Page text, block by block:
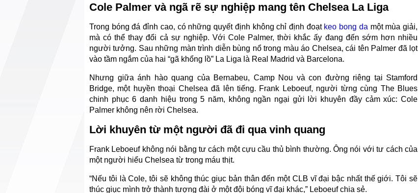
Cole Palmer và ngã rẽ sự nghiệp mang tên Chelsea La Liga
Trong bóng đá đỉnh cao, có những quyết định không chỉ định đoạt keo bong da một mùa giải,
mà có thể thay đổi cả sự nghiệp. Với Cole Palmer, thời khắc ấy đang đến sớm hơn nhiều
người tưởng. Sau những màn trình diễn bùng nổ trong màu áo Chelsea, cái tên Palmer đã lọt
vào tầm ngắm của hai “gã khổng lồ” La Liga là Real Madrid và Barcelona.
Nhưng giữa ánh hào quang của Bernabeu, Camp Nou và con đường riêng tại Stamford
Bridge, một huyền thoại Chelsea đã lên tiếng. Frank Leboeuf, người từng cùng The Blues
chinh phục 6 danh hiệu trong 5 năm, không ngần ngại gửi lời khuyên đầy cảm xúc: Cole
Palmer không nên rời Chelsea.
Lời khuyên từ một người đã đi qua vinh quang
Frank Leboeuf không nói bằng tư cách một cựu cầu thủ bình thường. Ông nói với tư cách của
một người hiểu Chelsea từ trong máu thịt.
“Nếu tôi là Cole, tôi sẽ không thúc giục bản thân đến một CLB vĩ đại bậc nhất thế giới. Tôi sẽ
thúc giục mình trở thành tượng đài ở một đội bóng vĩ đại khác,” Leboeuf chia sẻ.